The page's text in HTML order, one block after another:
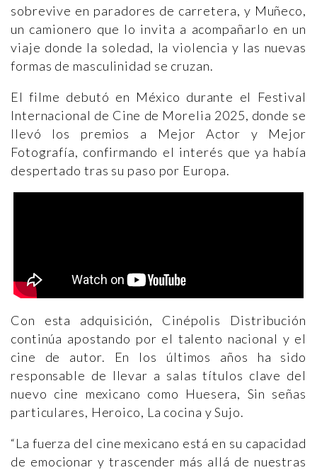
sobrevive en paradores de carretera, y Muñeco,
un camionero que lo invita a acompañarlo en un
viaje donde la soledad, la violencia y las nuevas
formas de masculinidad se cruzan.
El filme debutó en México durante el Festival
Internacional de Cine de Morelia 2025, donde se
llevó los premios a Mejor Actor y Mejor
Fotografía, confirmando el interés que ya había
despertado tras su paso por Europa.
Con esta adquisición, Cinépolis Distribución
continúa apostando por el talento nacional y el
cine de autor. En los últimos años ha sido
responsable de llevar a salas títulos clave del
nuevo cine mexicano como Huesera, Sin señas
particulares, Heroico, La cocina y Sujo.
“La fuerza del cine mexicano está en su capacidad
de emocionar y trascender más allá de nuestras